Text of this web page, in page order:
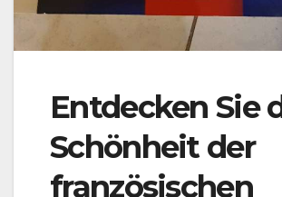
Entdecken Sie
Schönheit der
französischen